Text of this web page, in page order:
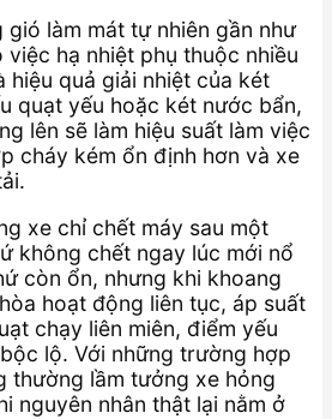
gió làm mát tự nhiên gần như
hạ nhiệt phụ thuộc nhiều
hiệu quả giải nhiệt của két
quạt yếu hoặc két nước bẩn,
lên sẽ làm hiệu suất làm việc
cháy kém ổn định hơn và xe
xe chỉ chết máy sau một
không chết ngay lúc mới nổ
còn ổn, nhưng khi khoang
hoạt động liên tục, áp suất
chạy liên miên, điểm yếu
lộ. Với những trường hợp
thường lầm tưởng xe hỏng
nguyên nhân thật lại nằm ở